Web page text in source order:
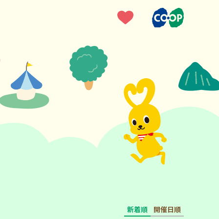
新着順 開催日順